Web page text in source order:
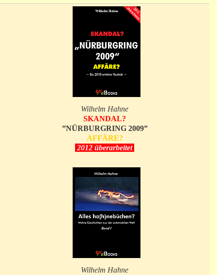
Wilhelm Hahne
SKANDAL?
”NÜRBURGRING 2009”
AFFÄRE?
2012 überarbeitet
Wilhelm Hahne